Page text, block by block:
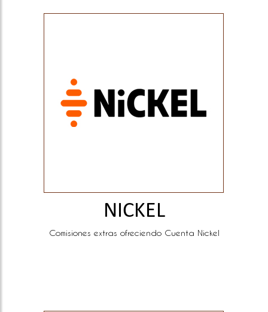
NICKEL
Comisiones extras ofreciendo Cuenta Nickel